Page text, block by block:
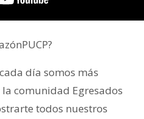
día somos más
la comunidad Egresados
todos nuestros